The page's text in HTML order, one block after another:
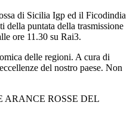
di Sicilia Igp ed il Ficodindia
della puntata della trasmissione
ore 11.30 su Rai3.
delle regioni. A cura di
del nostro paese. Non
ROSSE DEL